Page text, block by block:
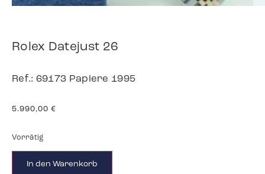
Rolex Datejust 26
Ref.: 69173 Papiere 1995
5.990,00 €
Vorrätig
In den Warenkorb